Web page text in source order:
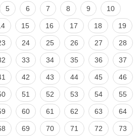
5 6 7 8 9 10
15 16 17 18 19
24 25 26 27 28
33 34 35 36 37
42 43 44 45 46
51 52 53 54 55
60 61 62 63 64
69 70 71 72 73